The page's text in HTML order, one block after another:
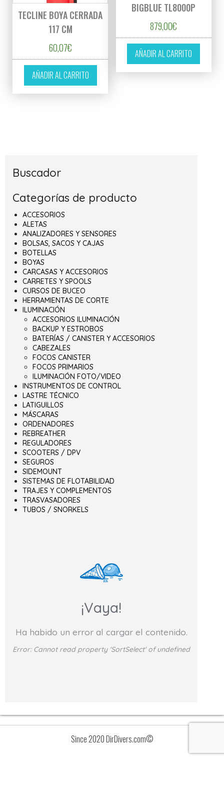
TECLINE BOYA CERRADA
117 CM
60,07€
AÑADIR AL CARRITO
BIGBLUE TL8000P
879,00€
AÑADIR AL CARRITO
Buscador
Categorías de producto
ACCESORIOS
ALETAS
ANALIZADORES Y SENSORES
BOLSAS, SACOS Y CAJAS
BOTELLAS
BOYAS
CARCASAS Y ACCESORIOS
CARRETES Y SPOOLS
CURSOS DE BUCEO
HERRAMIENTAS DE CORTE
ILUMINACIÓN
ACCESORIOS ILUMINACIÓN
BACKUP Y ESTROBOS
BATERÍAS / CANISTER Y ACCESORIOS
CABEZALES
FOCOS CANISTER
FOCOS PRIMARIOS
ILUMINACIÓN FOTO/VIDEO
INSTRUMENTOS DE CONTROL
LASTRE TÉCNICO
LATIGUILLOS
MÁSCARAS
ORDENADORES
REBREATHER
REGULADORES
SCOOTERS / DPV
SEGUROS
SIDEMOUNT
SISTEMAS DE FLOTABILIDAD
TRAJES Y COMPLEMENTOS
TRASVASADORES
TUBOS / SNORKELS
¡Vaya!
Ha habido un error al cargar el contenido.
Error: Cannot read property 'SortSelect' of undefined
Since 2020 DirDivers.com©